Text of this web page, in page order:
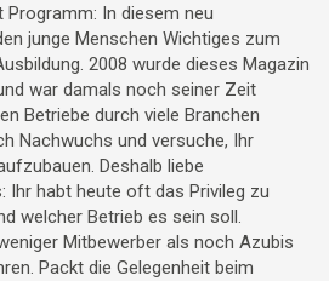
In diesem neu
junge Menschen Wichtiges zum
2008 wurde dieses Magazin
war damals noch seiner Zeit
Betriebe durch viele Branchen
Nachwuchs und versuche, Ihr
Deshalb liebe
Ihr habt heute oft das Privileg zu
welcher Betrieb es sein soll.
Mitbewerber als noch Azubis
Packt die Gelegenheit beim